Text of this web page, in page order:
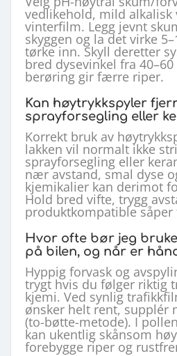
vedlikehold, mild alkalisk
vinterfilm. Legg jevnt
skyggen og la det virke
tørke inn. Skyll deretter
bred dysevinkel fra
berøring gir færre riper.
Kan høytrykkspyler
sprayforsegling eller
Korrekt bruk av
lakken vil normalt ikke
sprayforsegling eller
nær avstand, smal dyse
kjemikalier kan derimot
Hold bred vifte, trygg
produktkompatible såper
Hvor ofte bør jeg
på bilen, og når er
Hyppig forvask og
trygt hvis du følger riktig
kjemi. Ved synlig
ønsker helt rent, supplér
(to-bøtte-metode). I
kan ukentlig skånsom
forebygge riper og